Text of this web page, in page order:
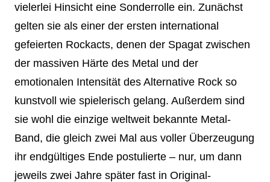
vielerlei Hinsicht eine Sonderrolle ein. Zunächst
gelten sie als einer der ersten international
gefeierten Rockacts, denen der Spagat zwischen
der massiven Härte des Metal und der
emotionalen Intensität des Alternative Rock so
kunstvoll wie spielerisch gelang. Außerdem sind
sie wohl die einzige weltweit bekannte Metal-
Band, die gleich zwei Mal aus voller Überzeugung
ihr endgültiges Ende postulierte – nur, um dann
jeweils zwei Jahre später fast in Original-